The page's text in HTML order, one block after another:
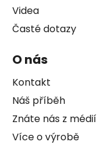
Videa
Časté dotazy
O nás
Kontakt
Náš příběh
Znáte nás z médií
Více o výrobě